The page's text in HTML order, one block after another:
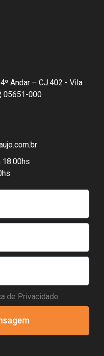
Andar – CJ.402 - Vila
05651-000
18:00hs
de Privacidade